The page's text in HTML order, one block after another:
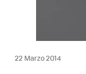
22 Marzo 2014